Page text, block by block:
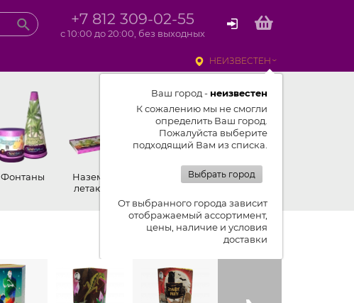
+7 812 309-02-55
с 10:00 до 20:00, без выходных
НЕИЗВЕСТЕН
Ваш город - неизвестен
К сожалению мы не смогли
определить Ваш город.
Пожалуйста выберите
подходящий Вам из списка.
Выбрать город
От выбранного города зависит
отображаемый ассортимент,
цены, наличие и условия
доставки
Фонтаны
Наземные,
летающие
Петарды
Показывать ленту изделий